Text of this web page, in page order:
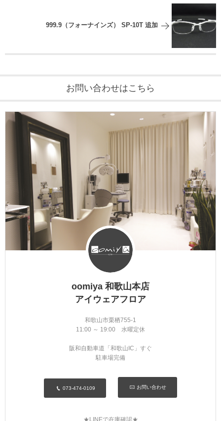
999.9（フォーナインズ） SP-10T 追加
お問い合わせはこちら
oomiya 和歌山本店
アイウェアフロア
和歌山市栗栖755-1
11:00 ～ 19:00 水曜定休
阪和自動車道「和歌山IC」すぐ
駐車場完備
073-474-0109 お問い合わせ
★LINEで在庫確認★